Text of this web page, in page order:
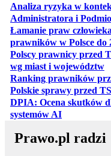
Analiza ryzyka w
Administratora i
Łamanie praw
prawników w Polsce do
Polscy prawnicy przed
wg miast i województw
Ranking prawników
Polskie sprawy przed
DPIA: Ocena skutków
systemów AIotwiera się
Prawo.pl radzi